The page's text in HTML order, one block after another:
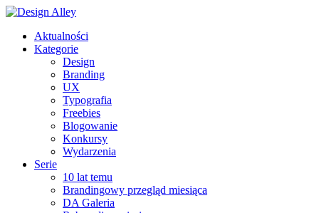
Aktualności
Kategorie
Design
Branding
UX
Typografia
Freebies
Blogowanie
Konkursy
Wydarzenia
Serie
10 lat temu
Brandingowy przegląd miesiąca
DA Galeria